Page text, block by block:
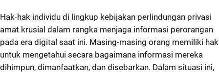
Hak-hak individu di lingkup kebijakan perlindungan privasi
amat krusial dalam rangka menjaga informasi perorangan
pada era digital saat ini. Masing-masing orang memiliki hak
untuk mengetahui secara bagaimana informasi mereka
dihimpun, dimanfaatkan, dan disebarkan. Dalam situasi ini,